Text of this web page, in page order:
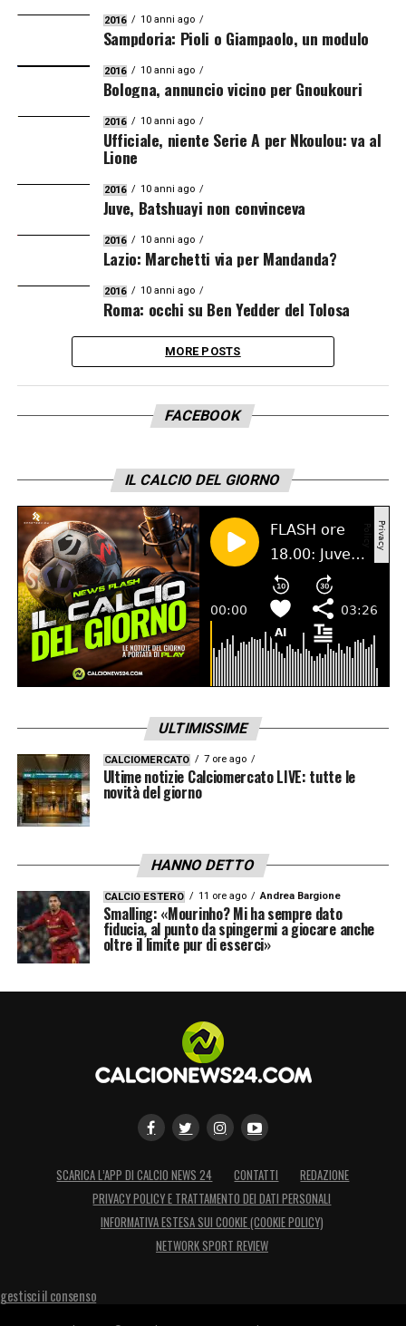
2016 10 anni ago
Sampdoria: Pioli o Giampaolo, un modulo
2016 10 anni ago
Bologna, annuncio vicino per Gnoukouri
2016 10 anni ago
Ufficiale, niente Serie A per Nkoulou: va al
Lione
2016 10 anni ago
Juve, Batshuayi non convinceva
2016 10 anni ago
Lazio: Marchetti via per Mandanda?
2016 10 anni ago
Roma: occhi su Ben Yedder del Tolosa
MORE POSTS
FACEBOOK
IL CALCIO DEL GIORNO
ULTIMISSIME
CALCIOMERCATO 7 ore ago
Ultime notizie Calciomercato LIVE: tutte le
novità del giorno
HANNO DETTO
CALCIO ESTERO 11 ore ago Andrea Bargione
Smalling: «Mourinho? Mi ha sempre dato
fiducia, al punto da spingermi a giocare anche
oltre il limite pur di esserci»
SCARICA L’APP DI CALCIO NEWS 24 CONTATTI
REDAZIONE
PRIVACY POLICY E TRATTAMENTO DEI DATI PERSONALI
INFORMATIVA ESTESA SUI COOKIE (COOKIE POLICY)
NETWORK SPORT REVIEW
gestisci il consenso